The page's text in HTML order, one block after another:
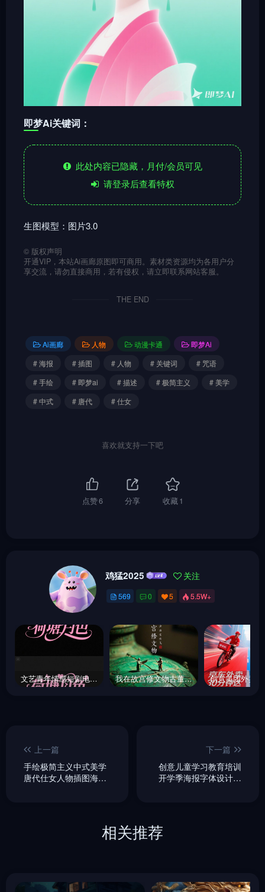
即梦Ai关键词：
此处内容已隐藏，月付/会员可见
请登录后查看特权
生图模型：图片3.0
© 版权声明
开通VIP，本站Ai画廊原图即可商用。素材类资源均为各用户分
享交流，请勿直接商用，若有侵权，请立即联系网站客服。
THE END
Ai画廊 人物 动漫卡通
即梦Ai
# 海报
# 插图 # 人物 # 关键词
# 咒语
# 手绘
# 即梦ai # 描述 # 极简主义
# 美学
# 中式
# 唐代 # 仕女
喜欢就支持一下吧
点赞6 分享 收藏1
鸡猛2025 关注
569 0 5 5.5W+
文艺青年情感短剧电影短视频手写艺术体海报字体设计素材-即梦ai关键词描述咒语 我在故宫修文物古董海报微距摄影海报 -即梦ai关键词描述咒语
上一篇
手绘极简主义中式美学
唐代仕女人物插图海报-
下一篇
创意儿童学习教育培训
开学季海报字体设计素
相关推荐